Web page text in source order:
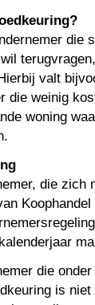
die
valt
die weinig
woning
die zich
die
is